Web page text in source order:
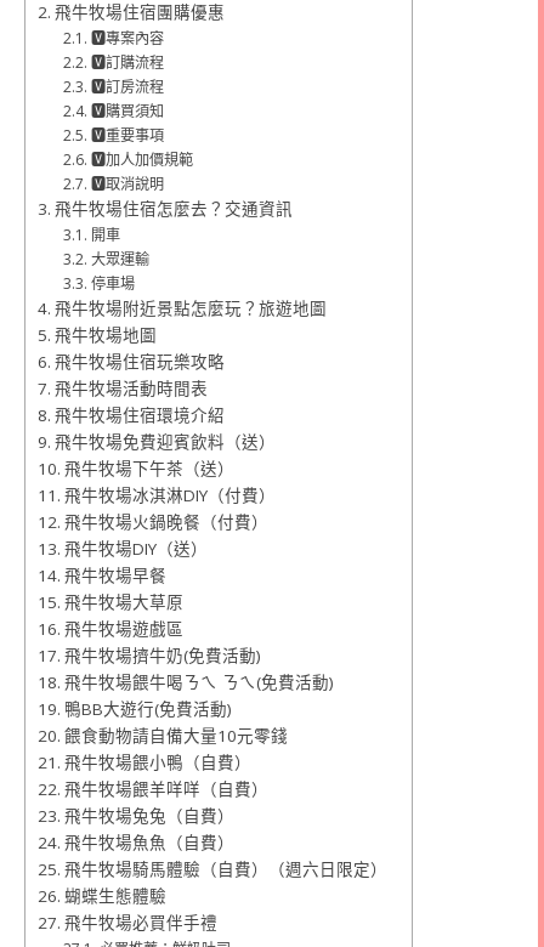
飛牛牧場住宿團購優惠
🆅專案內容
🆅訂購流程
🆅訂房流程
🆅購買須知
🆅重要事項
🆅加人加價規範
🆅取消說明
飛牛牧場住宿怎麼去？交通資訊
開車
大眾運輸
停車場
飛牛牧場附近景點怎麼玩？旅遊地圖
飛牛牧場地圖
飛牛牧場住宿玩樂攻略
飛牛牧場活動時間表
飛牛牧場住宿環境介紹
飛牛牧場免費迎賓飲料（送）
飛牛牧場下午茶（送）
飛牛牧場冰淇淋DIY（付費）
飛牛牧場火鍋晚餐（付費）
飛牛牧場DIY（送）
飛牛牧場早餐
飛牛牧場大草原
飛牛牧場遊戲區
飛牛牧場擠牛奶(免費活動)
飛牛牧場餵牛喝ㄋㄟ ㄋㄟ(免費活動)
鴨BB大遊行(免費活動)
餵食動物請自備大量10元零錢
飛牛牧場餵小鴨（自費）
飛牛牧場餵羊咩咩（自費）
飛牛牧場兔兔（自費）
飛牛牧場魚魚（自費）
飛牛牧場騎馬體驗（自費）（週六日限定）
蝴蝶生態體驗
飛牛牧場必買伴手禮